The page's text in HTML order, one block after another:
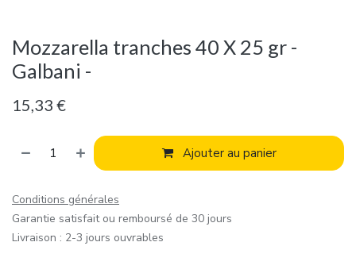
Mozzarella tranches 40 X 25 gr -
Galbani -
15,33 €
Ajouter au panier
Conditions générales
Garantie satisfait ou remboursé de 30 jours
Livraison : 2-3 jours ouvrables